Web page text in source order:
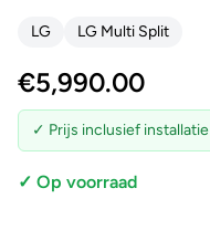
LG LG Multi Split
€5,990.00
✓ Prijs inclusief installatie
✓ Op voorraad